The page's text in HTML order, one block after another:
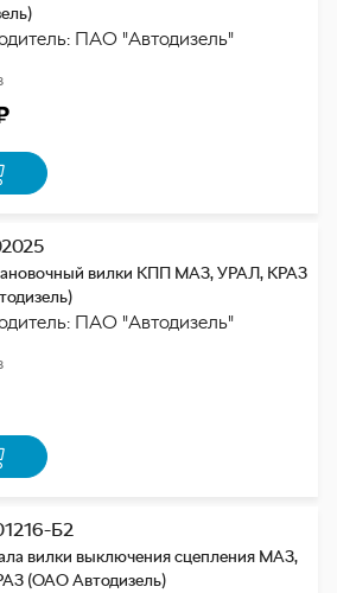
ПАО "Автодизель"
вилки КПП МАЗ, УРАЛ, КРАЗ
ПАО "Автодизель"
Б2
вилки выключения сцепления МАЗ,
(ОАО Автодизель)